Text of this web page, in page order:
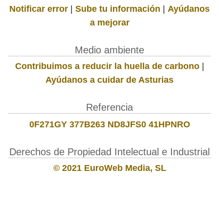
Notificar error | Sube tu información | Ayúdanos
a mejorar
Medio ambiente
Contribuimos a reducir la huella de carbono|
Ayúdanos a cuidar de Asturias
Referencia
0F271GY 377B263 ND8JFS0 41HPNRO
Derechos de Propiedad Intelectual e Industrial
© 2021 EuroWeb Media, SL